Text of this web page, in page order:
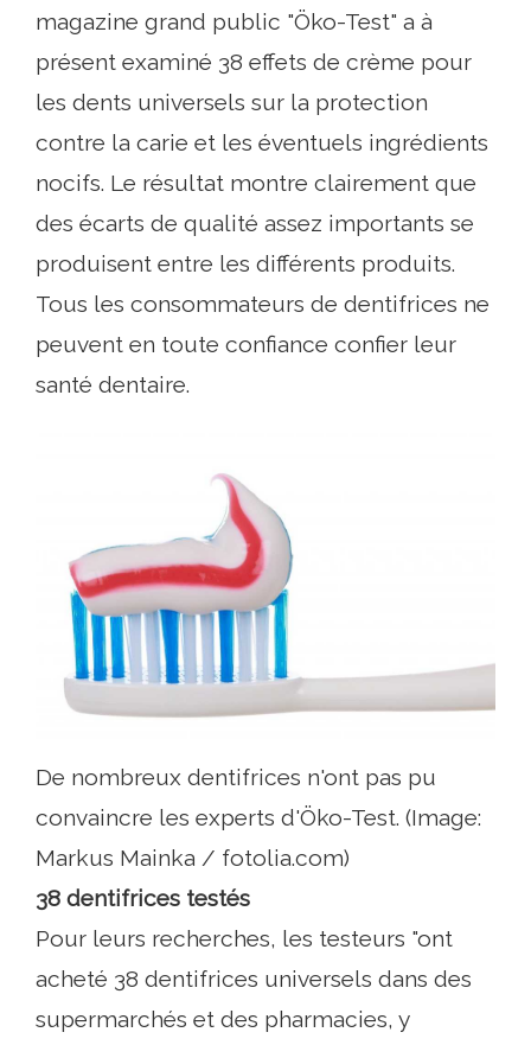
magazine grand public "Öko-Test" a à
présent examiné 38 effets de crème pour
les dents universels sur la protection
contre la carie et les éventuels ingrédients
nocifs. Le résultat montre clairement que
des écarts de qualité assez importants se
produisent entre les différents produits.
Tous les consommateurs de dentifrices ne
peuvent en toute confiance confier leur
santé dentaire.
De nombreux dentifrices n'ont pas pu
convaincre les experts d'Öko-Test. (Image:
Markus Mainka / fotolia.com)
38 dentifrices testés
Pour leurs recherches, les testeurs "ont
acheté 38 dentifrices universels dans des
supermarchés et des pharmacies, y